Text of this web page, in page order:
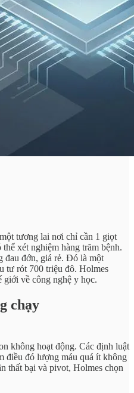
tương lai nơi chỉ cần 1 giọt
xét nghiệm hàng trăm bệnh.
đau đớn, giá rẻ. Đó là một
tư rót 700 triệu đô. Holmes
giới về công nghệ y học.
chạy
không hoạt động. Các định luật
điều đó lượng máu quá ít không
thất bại và pivot, Holmes chọn